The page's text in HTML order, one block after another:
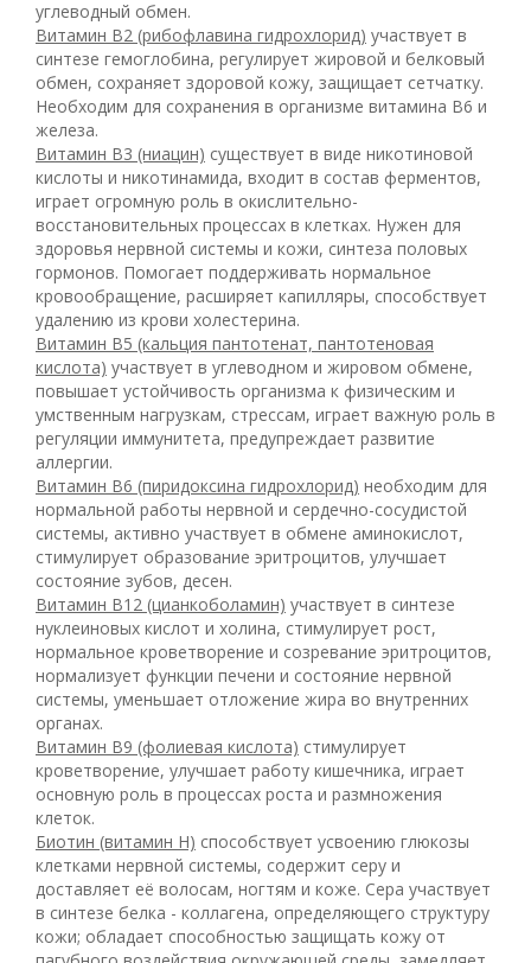
углеводный обмен.
Витамин В2 (рибофлавина гидрохлорид) участвует в
синтезе гемоглобина, регулирует жировой и белковый
обмен, сохраняет здоровой кожу, защищает сетчатку.
Необходим для сохранения в организме витамина В6 и
железа.
Витамин В3 (ниацин) существует в виде никотиновой
кислоты и никотинамида, входит в состав ферментов,
играет огромную роль в окислительно-
восстановительных процессах в клетках. Нужен для
здоровья нервной системы и кожи, синтеза половых
гормонов. Помогает поддерживать нормальное
кровообращение, расширяет капилляры, способствует
удалению из крови холестерина.
Витамин В5 (кальция пантотенат, пантотеновая
кислота) участвует в углеводном и жировом обмене,
повышает устойчивость организма к физическим и
умственным нагрузкам, стрессам, играет важную роль в
регуляции иммунитета, предупреждает развитие
аллергии.
Витамин В6 (пиридоксина гидрохлорид) необходим для
нормальной работы нервной и сердечно-сосудистой
системы, активно участвует в обмене аминокислот,
стимулирует образование эритроцитов, улучшает
состояние зубов, десен.
Витамин В12 (цианкоболамин) участвует в синтезе
нуклеиновых кислот и холина, стимулирует рост,
нормальное кроветворение и созревание эритроцитов,
нормализует функции печени и состояние нервной
системы, уменьшает отложение жира во внутренних
органах.
Витамин В9 (фолиевая кислота) стимулирует
кроветворение, улучшает работу кишечника, играет
основную роль в процессах роста и размножения
клеток.
Биотин (витамин Н) способствует усвоению глюкозы
клетками нервной системы, содержит серу и
доставляет её волосам, ногтям и коже. Сера участвует
в синтезе белка - коллагена, определяющего структуру
кожи; обладает способностью защищать кожу от